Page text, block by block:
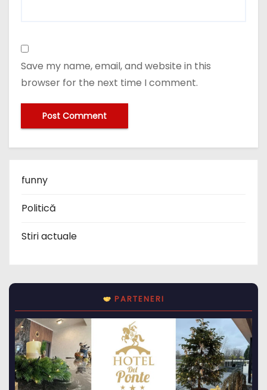
Save my name, email, and website in this
browser for the next time I comment.
funny
Politică
Stiri actuale
PARTENERI